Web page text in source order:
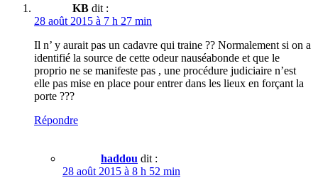
KB dit :
28 août 2015 à 7 h 27 min
Il n’ y aurait pas un cadavre qui traine ?? Normalement si on a
identifié la source de cette odeur nauséabonde et que le
proprio ne se manifeste pas , une procédure judiciaire n’est
elle pas mise en place pour entrer dans les lieux en forçant la
porte ???
Répondre
haddou dit :
28 août 2015 à 8 h 52 min